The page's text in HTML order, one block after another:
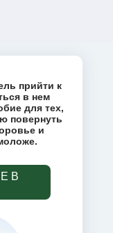
прийти к
в нем
для тех,
повернуть
и
В